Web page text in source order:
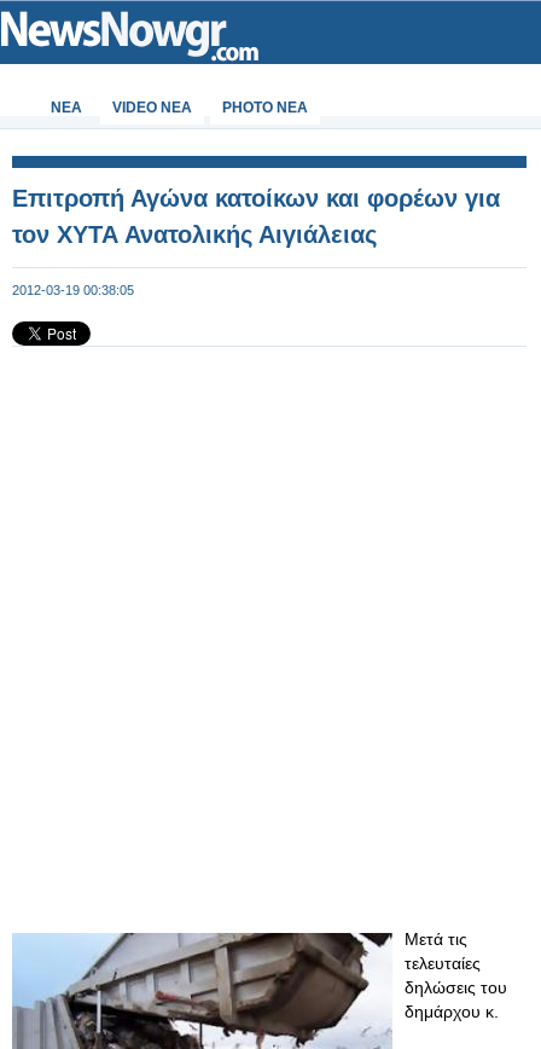
ΝΕΑ VIDEO NEA PHOTO NEA
Επιτροπή Αγώνα κατοίκων και φορέων για
τον ΧΥΤΑ Ανατολικής Αιγιάλειας
2012-03-19 00:38:05
Μετά τις
τελευταίες
δηλώσεις του
δημάρχου κ.